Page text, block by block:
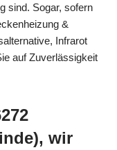
sind. Sogar, sofern
&
Infrarot
auf Zuverlässigkeit
wir